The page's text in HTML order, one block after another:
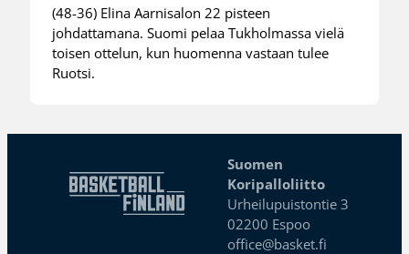
(48-36) Elina Aarnisalon 22 pisteen
johdattamana. Suomi pelaa Tukholmassa vielä
toisen ottelun, kun huomenna vastaan tulee
Ruotsi.
Suomen
Koripalloliitto
Urheilupuistontie 3
02200 Espoo
office@basket.fi